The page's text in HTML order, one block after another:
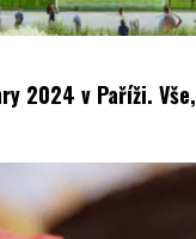
2024 v Paříži.